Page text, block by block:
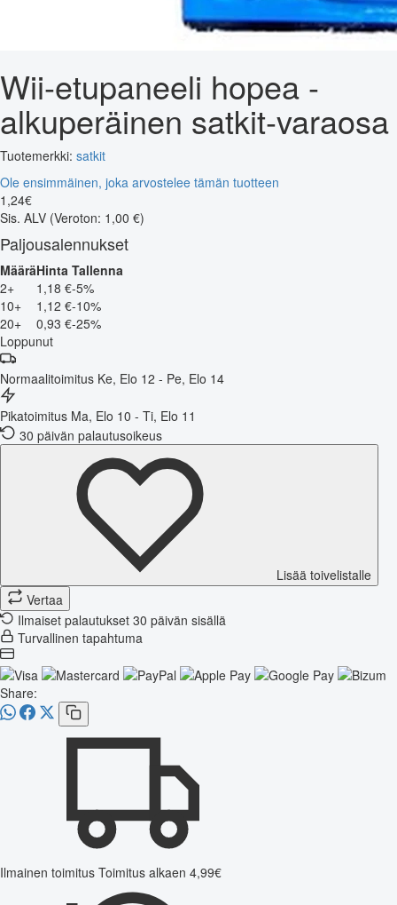
Wii-etupaneeli hopea -
alkuperäinen satkit-varaosa
Tuotemerkki: satkit
Ole ensimmäinen, joka arvostelee tämän tuotteen
1 ,24€
Sis. ALV (Veroton: 1,00 €)
Paljousalennukset
MääräHinta Tallenna
2+
1,18 €-5%
10+
1,12 €-10%
20+
0,93 €-25%
Loppunut
Normaalitoimitus Ke, Elo 12 - Pe, Elo 14
Pikatoimitus Ma, Elo 10 - Ti, Elo 11
30 päivän palautusoikeus
Lisää toivelistalle
Vertaa
Ilmaiset palautukset 30 päivän sisällä
Turvallinen tapahtuma
Share:
Ilmainen toimitus Toimitus alkaen 4,99€